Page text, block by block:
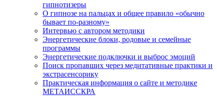
гипнотизеры
О гипнозе на пальцах и общее правило «обычно
бывает по-разному»
Интервью с автором методики
Энергетические блоки, родовые и семейные
программы
Энергетические подключки и выброс эмоций
Поиск пропавших через медитативные практики и
экстрасенсорику
Практическая информация о сайте и методике
МЕТАИССКРА